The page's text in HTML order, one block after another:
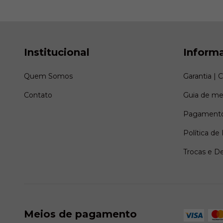
Institucional
Quem Somos
Contato
Garantia |
Guia de
Política de
Trocas e
Meios de pagamento